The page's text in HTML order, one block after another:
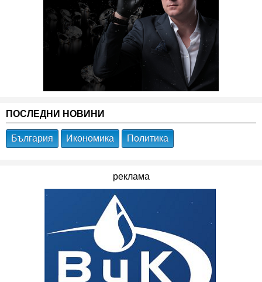
ПОСЛЕДНИ НОВИНИ
България Икономика Политика
реклама